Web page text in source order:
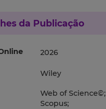
da Publicação
2026
Wiley
Web of Science©;
Scopus;